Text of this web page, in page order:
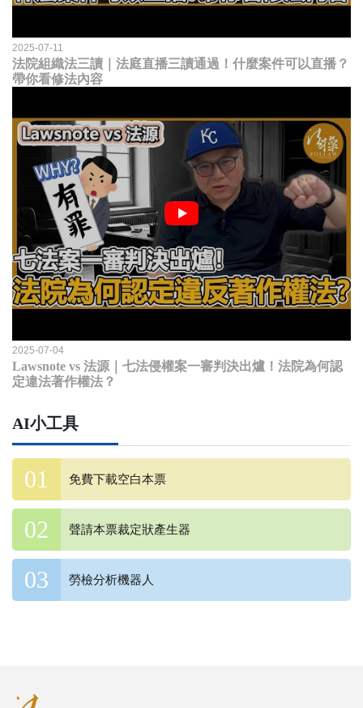
2025-07-11
法院組織法三讀｜法庭直播三讀通過！什麼案件可以直播？
帶你看修法內容
2025-07-04
Lawsnote vs 法源｜七法侵權案一審判決出爐！法院為何認
定違法著作權法？
AI小工具
免費下載空白本票
聲請本票裁定狀產生器
勞檢分析機器人